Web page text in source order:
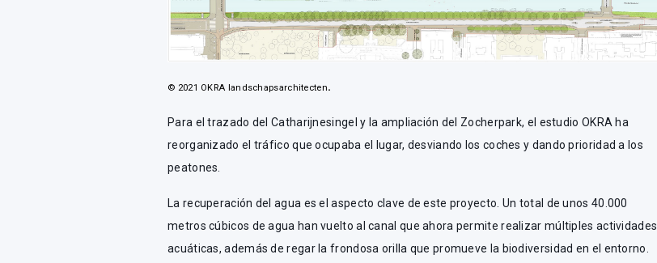
© 2021 OKRA landschapsarchitecten.
Para el trazado del Catharijnesingel y la ampliación del Zocherpark, el estudio OKRA ha
reorganizado el tráfico que ocupaba el lugar, desviando los coches y dando prioridad a los
peatones.
La recuperación del agua es el aspecto clave de este proyecto. Un total de unos 40.000
metros cúbicos de agua han vuelto al canal que ahora permite realizar múltiples actividades
acuáticas, además de regar la frondosa orilla que promueve la biodiversidad en el entorno.